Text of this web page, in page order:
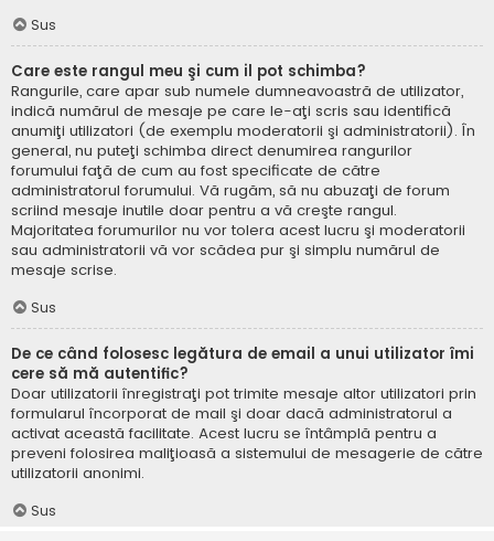
Sus
Care este rangul meu şi cum il pot schimba?
Rangurile, care apar sub numele dumneavoastră de utilizator,
indică numărul de mesaje pe care le-aţi scris sau identifică
anumiţi utilizatori (de exemplu moderatorii şi administratorii). În
general, nu puteţi schimba direct denumirea rangurilor
forumului faţă de cum au fost specificate de către
administratorul forumului. Vă rugăm, să nu abuzaţi de forum
scriind mesaje inutile doar pentru a vă creşte rangul.
Majoritatea forumurilor nu vor tolera acest lucru şi moderatorii
sau administratorii vă vor scădea pur şi simplu numărul de
mesaje scrise.
Sus
De ce când folosesc legătura de email a unui utilizator îmi
cere să mă autentific?
Doar utilizatorii înregistraţi pot trimite mesaje altor utilizatori prin
formularul încorporat de mail şi doar dacă administratorul a
activat această facilitate. Acest lucru se întâmplă pentru a
preveni folosirea maliţioasă a sistemului de mesagerie de către
utilizatorii anonimi.
Sus